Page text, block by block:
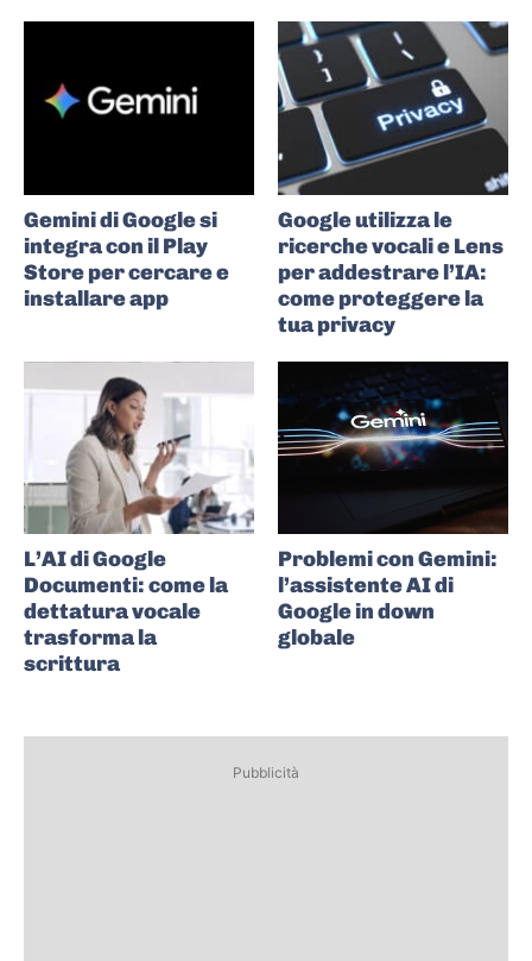
Gemini di Google si
integra con il Play
Store per cercare e
installare app
Google utilizza le
ricerche vocali e Lens
per addestrare l’IA:
come proteggere la
tua privacy
L’AI di Google
Documenti: come la
dettatura vocale
trasforma la
scrittura
Problemi con Gemini:
l’assistente AI di
Google in down
globale
Pubblicità